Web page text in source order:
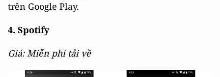
trên Google Play.
4. Spotify
Giá: Miễn phí tải về